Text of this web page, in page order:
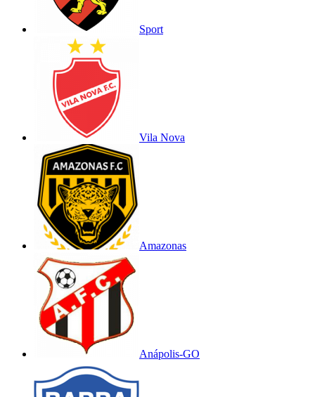
Sport
Vila Nova
Amazonas
Anápolis-GO